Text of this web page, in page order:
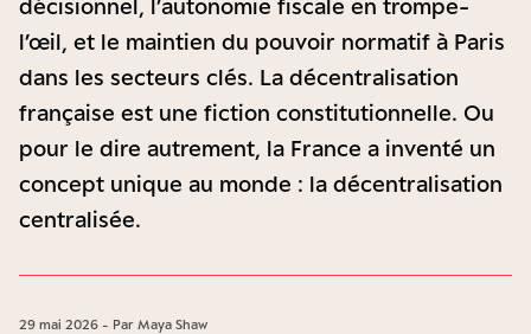
décisionnel, l’autonomie fiscale en trompe-
l’œil, et le maintien du pouvoir normatif à Paris
dans les secteurs clés. La décentralisation
française est une fiction constitutionnelle. Ou
pour le dire autrement, la France a inventé un
concept unique au monde : la décentralisation
centralisée.
29 mai 2026 - Par Maya Shaw